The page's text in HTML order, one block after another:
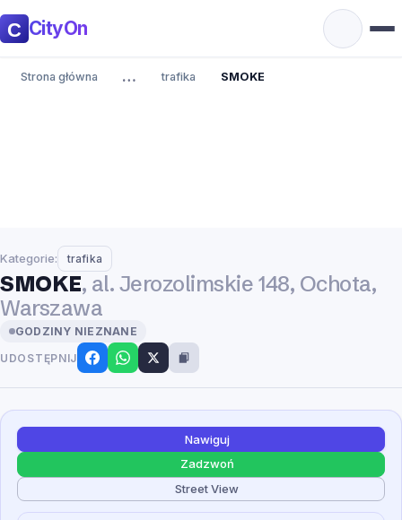
CityOn
Strona główna … trafika SMOKE
Kategorie: trafika
SMOKE, al. Jerozolimskie 148, Ochota,
Warszawa
GODZINY NIEZNANE
UDOSTĘPNIJ
Nawiguj
Zadzwoń
Street View